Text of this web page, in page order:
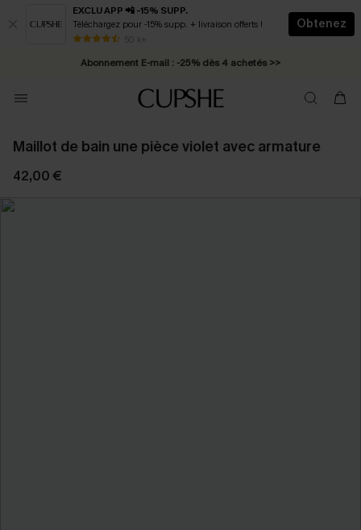
EXCLU APP 📲 -15% SUPP.
Téléchargez pour -15% supp. + livraison offerts !
50 k+
Obtenez
* Livraison éclair 2-3 jours ouvrés >>
Abonnement E-mail : -25% dès 4 achetés >>
Maillot de bain une pièce violet avec armature
42,00 €